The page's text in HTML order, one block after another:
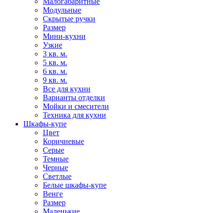
Модульные
Скрытые ручки
Размер
Мини-кухни
Узкие
3 кв. м.
5 кв. м.
6 кв. м.
9 кв. м.
Все для кухни
Варианты отделки
Мойки и смесители
Техника для кухни
Шкафы-купе
Цвет
Коричневые
Серые
Темные
Черные
Светлые
Белые шкафы-купе
Венге
Размер
Маленькие